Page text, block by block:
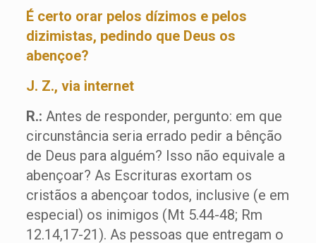
É certo orar pelos dízimos e pelos
dizimistas, pedindo que Deus os
abençoe?
J. Z., via internet
R.: Antes de responder, pergunto: em que
circunstância seria errado pedir a bênção
de Deus para alguém? Isso não equivale a
abençoar? As Escrituras exortam os
cristãos a abençoar todos, inclusive (e em
especial) os inimigos (Mt 5.44-48; Rm
12.14,17-21). As pessoas que entregam o